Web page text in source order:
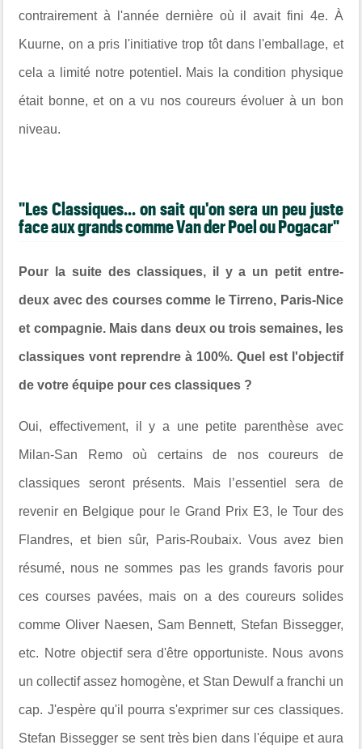
contrairement à l'année dernière où il avait fini 4e. À
Kuurne, on a pris l'initiative trop tôt dans l'emballage, et
cela a limité notre potentiel. Mais la condition physique
était bonne, et on a vu nos coureurs évoluer à un bon
niveau.
"Les Classiques... on sait qu'on sera un peu juste
face aux grands comme Van der Poel ou Pogacar"
Pour la suite des classiques, il y a un petit entre-
deux avec des courses comme le Tirreno, Paris-Nice
et compagnie. Mais dans deux ou trois semaines, les
classiques vont reprendre à 100%. Quel est l'objectif
de votre équipe pour ces classiques ?
Oui, effectivement, il y a une petite parenthèse avec
Milan-San Remo où certains de nos coureurs de
classiques seront présents. Mais l’essentiel sera de
revenir en Belgique pour le Grand Prix E3, le Tour des
Flandres, et bien sûr, Paris-Roubaix. Vous avez bien
résumé, nous ne sommes pas les grands favoris pour
ces courses pavées, mais on a des coureurs solides
comme Oliver Naesen, Sam Bennett, Stefan Bissegger,
etc. Notre objectif sera d'être opportuniste. Nous avons
un collectif assez homogène, et Stan Dewulf a franchi un
cap. J'espère qu'il pourra s'exprimer sur ces classiques.
Stefan Bissegger se sent très bien dans l'équipe et aura